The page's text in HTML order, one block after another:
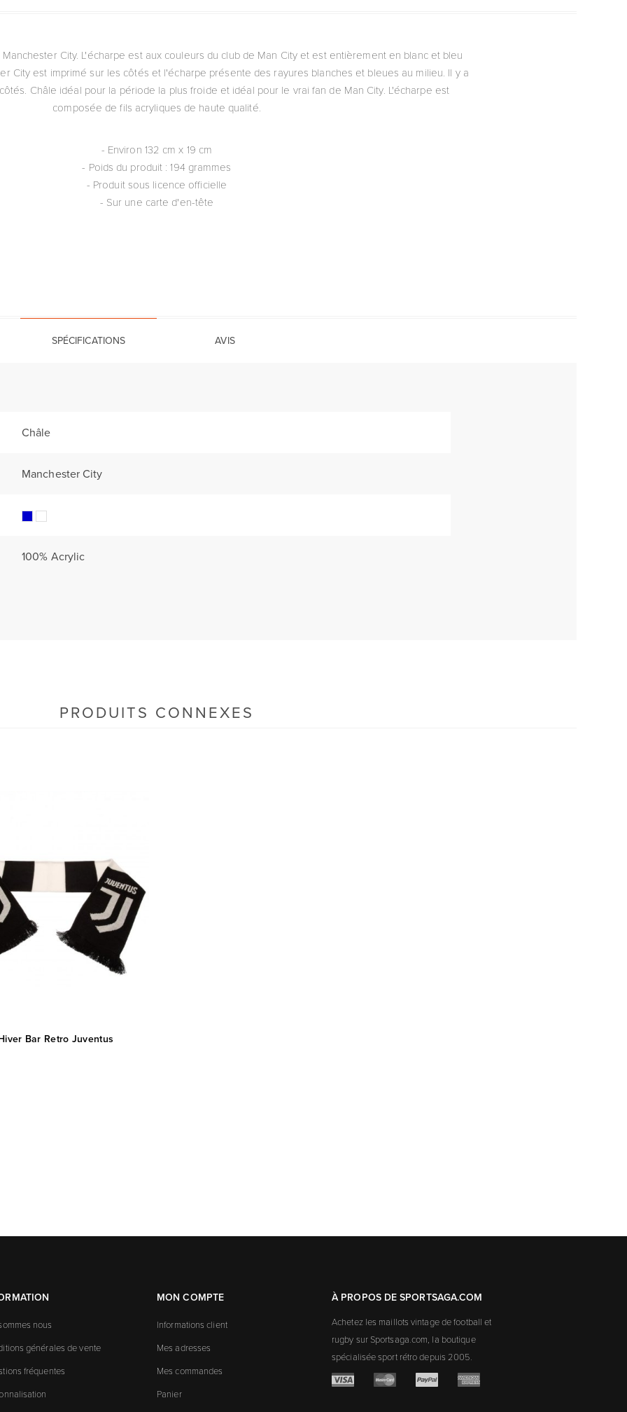
City. L'écharpe est aux couleurs du club de Man City et est entièrement en blanc et bleu
City est imprimé sur les côtés et l'écharpe présente des rayures blanches et bleues au milieu. Il y a
Châle idéal pour la période la plus froide et idéal pour le vrai fan de Man City. L'écharpe est
composée de fils acryliques de haute qualité.
- Environ 132 cm x 19 cm
- Poids du produit : 194 grammes
- Produit sous licence officielle
- Sur une carte d'en-tête
SPÉCIFICATIONS AVIS
Châle
Manchester City
100% Acrylic
PRODUITS CONNEXES
Bar Retro Juventus
nous
générales de vente
fréquentes
MON COMPTE
Informations client
Mes adresses
Mes commandes
Panier
À PROPOS DE SPORTSAGA.COM
Achetez les maillots vintage de football et
rugby sur Sportsaga.com, la boutique
spécialisée sport rétro depuis 2005.